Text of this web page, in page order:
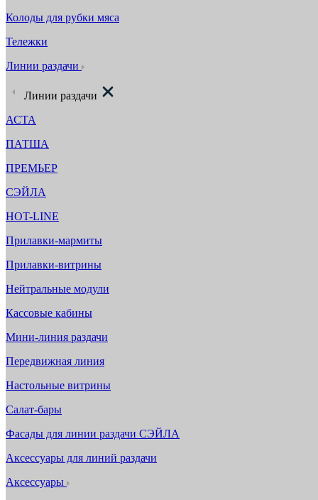
Колоды для рубки мяса
Тележки
Линии раздачи
Линии раздачи
АСТА
ПАТША
ПРЕМЬЕР
СЭЙЛА
HOT-LINE
Прилавки-мармиты
Прилавки-витрины
Нейтральные модули
Кассовые кабины
Мини-линия раздачи
Передвижная линия
Настольные витрины
Салат-бары
Фасады для линии раздачи СЭЙЛА
Аксессуары для линий раздачи
Аксессуары